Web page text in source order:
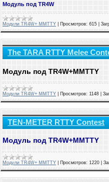
Модуль под TR4W
Модули TR4W+ MMTTY Просмотров: 615
The TARA RTTY Melee
Модуль под TR4W+MMTTY
Модули TR4W+ MMTTY Просмотров: 1148
TEN-METER RTTY Contest
Модуль под TR4W+MMTTY
Модули TR4W+ MMTTY Просмотров: 1220